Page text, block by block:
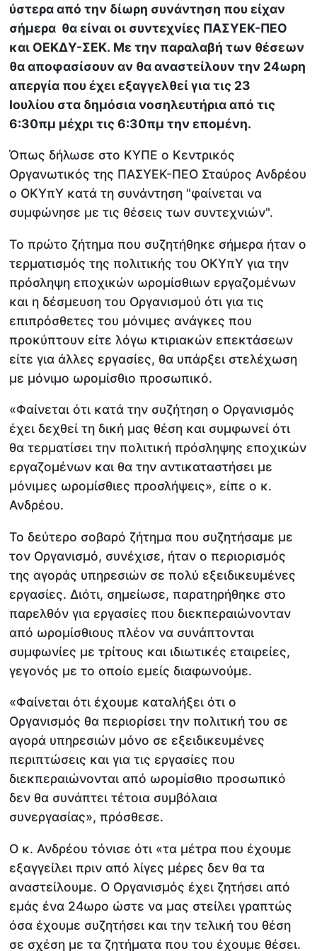
ύστερα από την δίωρη συνάντηση που είχαν
σήμερα θα είναι οι συντεχνίες ΠΑΣΥΕΚ-ΠΕΟ
και ΟΕΚΔΥ-ΣΕΚ. Με την παραλαβή των θέσεων
θα αποφασίσουν αν θα αναστείλουν την 24ωρη
απεργία που έχει εξαγγελθεί για τις 23
Ιουλίου στα δημόσια νοσηλευτήρια από τις
6:30πμ μέχρι τις 6:30πμ την επομένη.
Όπως δήλωσε στο ΚΥΠΕ ο Κεντρικός
Οργανωτικός της ΠΑΣΥΕΚ-ΠΕΟ Σταύρος Ανδρέου
ο ΟΚΥπΥ κατά τη συνάντηση "φαίνεται να
συμφώνησε με τις θέσεις των συντεχνιών".
Το πρώτο ζήτημα που συζητήθηκε σήμερα ήταν ο
τερματισμός της πολιτικής του ΟΚΥπΥ για την
πρόσληψη εποχικών ωρομίσθιων εργαζομένων
και η δέσμευση του Οργανισμού ότι για τις
επιπρόσθετες του μόνιμες ανάγκες που
προκύπτουν είτε λόγω κτιριακών επεκτάσεων
είτε για άλλες εργασίες, θα υπάρξει στελέχωση
με μόνιμο ωρομίσθιο προσωπικό.
«Φαίνεται ότι κατά την συζήτηση ο Οργανισμός
έχει δεχθεί τη δική μας θέση και συμφωνεί ότι
θα τερματίσει την πολιτική πρόσληψης εποχικών
εργαζομένων και θα την αντικαταστήσει με
μόνιμες ωρομίσθιες προσλήψεις», είπε ο κ.
Ανδρέου.
Το δεύτερο σοβαρό ζήτημα που συζητήσαμε με
τον Οργανισμό, συνέχισε, ήταν ο περιορισμός
της αγοράς υπηρεσιών σε πολύ εξειδικευμένες
εργασίες. Διότι, σημείωσε, παρατηρήθηκε στο
παρελθόν για εργασίες που διεκπεραιώνονταν
από ωρομίσθιους πλέον να συνάπτονται
συμφωνίες με τρίτους και ιδιωτικές εταιρείες,
γεγονός με το οποίο εμείς διαφωνούμε.
«Φαίνεται ότι έχουμε καταλήξει ότι ο
Οργανισμός θα περιορίσει την πολιτική του σε
αγορά υπηρεσιών μόνο σε εξειδικευμένες
περιπτώσεις και για τις εργασίες που
διεκπεραιώνονται από ωρομίσθιο προσωπικό
δεν θα συνάπτει τέτοια συμβόλαια
συνεργασίας», πρόσθεσε.
Ο κ. Ανδρέου τόνισε ότι «τα μέτρα που έχουμε
εξαγγείλει πριν από λίγες μέρες δεν θα τα
αναστείλουμε. Ο Οργανισμός έχει ζητήσει από
εμάς ένα 24ωρο ώστε να μας στείλει γραπτώς
όσα έχουμε συζητήσει και την τελική του θέση
σε σχέση με τα ζητήματα που του έχουμε θέσει.